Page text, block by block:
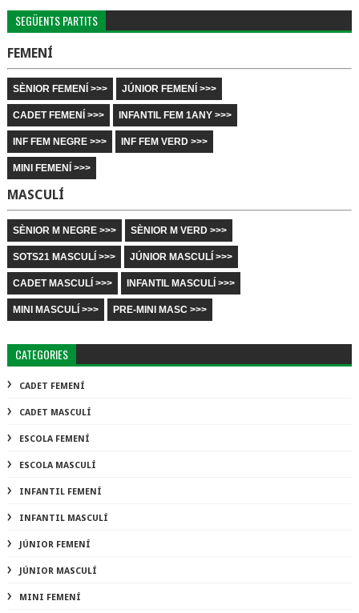
SEGÜENTS PARTITS
FEMENÍ
SÈNIOR FEMENÍ >>> JÚNIOR FEMENÍ >>>
CADET FEMENÍ >>> INFANTIL FEM 1ANY >>>
INF FEM NEGRE >>> INF FEM VERD >>>
MINI FEMENÍ >>>
MASCULÍ
SÈNIOR M NEGRE >>> SÈNIOR M VERD >>>
SOTS21 MASCULÍ >>> JÚNIOR MASCULÍ >>>
CADET MASCULÍ >>> INFANTIL MASCULÍ >>>
MINI MASCULÍ >>> PRE-MINI MASC >>>
CATEGORIES
CADET FEMENÍ
CADET MASCULÍ
ESCOLA FEMENÍ
ESCOLA MASCULÍ
INFANTIL FEMENÍ
INFANTIL MASCULÍ
JÚNIOR FEMENÍ
JÚNIOR MASCULÍ
MINI FEMENÍ